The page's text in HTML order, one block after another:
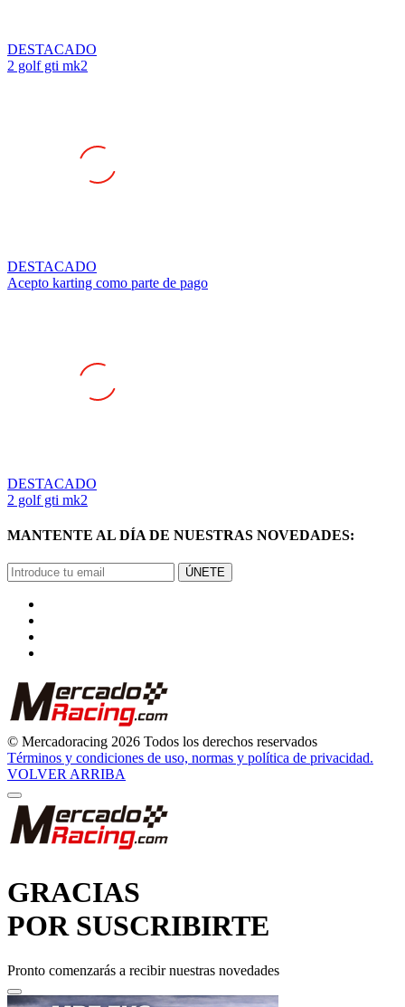
DESTACADO
2 golf gti mk2
DESTACADO
Acepto karting como parte de pago
DESTACADO
2 golf gti mk2
MANTENTE AL DÍA DE NUESTRAS NOVEDADES:
ÚNETE
© Mercadoracing 2026 Todos los derechos reservados
Términos y condiciones de uso, normas y política de privacidad.
VOLVER ARRIBA
GRACIAS
POR SUSCRIBIRTE
Pronto comenzarás a recibir nuestras novedades